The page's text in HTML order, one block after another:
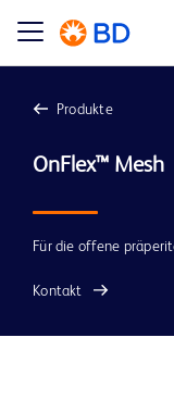
Produkte
OnFlex™ Mesh
Für die offene
Kontakt